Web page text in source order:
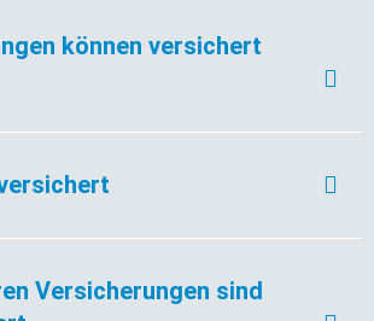
können versichert
Versicherungen sind